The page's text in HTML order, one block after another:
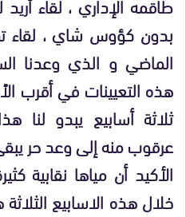
الماضي و الذي وعدنا
هذه التعيينات في أقرب
ثلاثة أسابيع يبدو لنا
عرقوب منه إلى وعد حر
الأكيد أن مياها نقابية
خلال هذه الاسابيع